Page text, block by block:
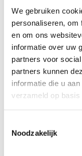
We gebruiken
personaliseren, om
en om ons
informatie over uw
partners voor
partners kunnen
informatie die u
verzameld op
Noodzakelijk
De Wankaarde
passeert o.a.
(Vrij)bos van
De groene lus
sportcentrum
enkele
door
Startplaatsen
Klerkenstraat